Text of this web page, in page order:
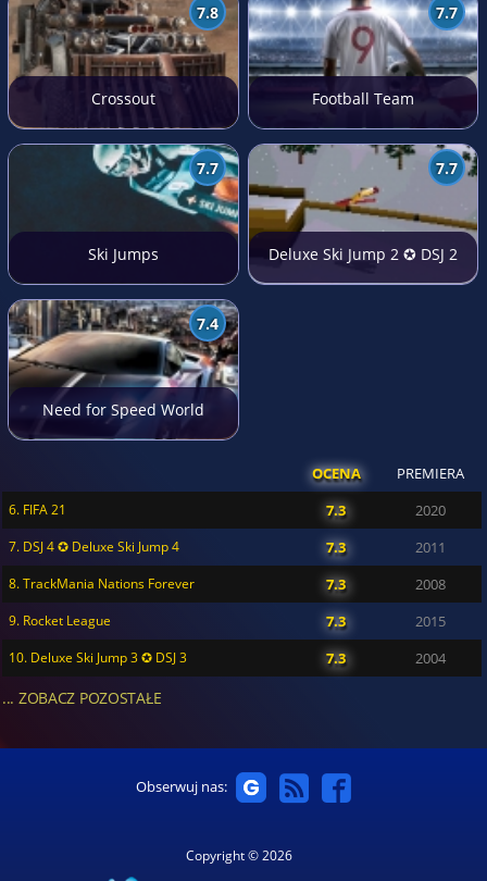
7.8
Crossout
7.7
Football Team
7.7
Ski Jumps
7.7
Deluxe Ski Jump 2 ✪ DSJ 2
7.4
Need for Speed World
OCENA PREMIERA
6. FIFA 21 7.3 2020
7. DSJ 4 ✪ Deluxe Ski Jump 4 7.3 2011
8. TrackMania Nations Forever 7.3 2008
9. Rocket League 7.3 2015
10. Deluxe Ski Jump 3 ✪ DSJ 3 7.3 2004
... ZOBACZ POZOSTAŁE
Obserwuj nas:
Copyright © 2026